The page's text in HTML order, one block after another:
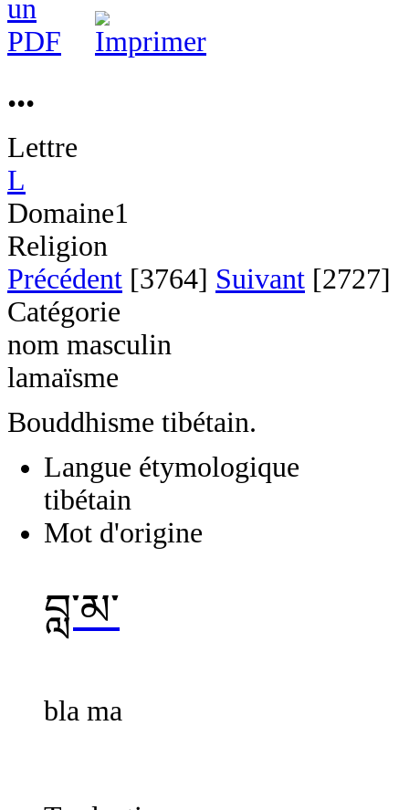
...
Lettre
L
Domaine1
Religion
Précédent [3764] Suivant [2727]
Catégorie
nom masculin
lamaïsme
Bouddhisme tibétain.
Langue étymologique
tibétain
Mot d'origine
བླ་མ་
bla ma